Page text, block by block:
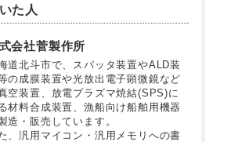
た人
会社菅製作所
道北斗市で、スパッタ装置やALD装
の成膜装置や光放出電子顕微鏡など
空装置、放電プラズマ焼結(SPS)に
材料合成装置、漁船向け船舶用機器
造・販売しています。
、汎用マイコン・汎用メモリへの書